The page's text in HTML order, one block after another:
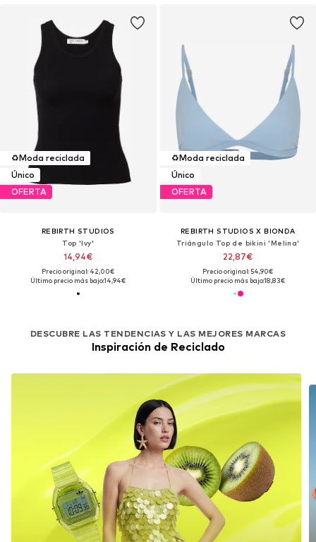
♻️Moda reciclada
Único
OFERTA
REBIRTH STUDIOS
Top 'Ivy'
14,94€
Precio original: 42,00€
Último precio más bajo:14,94€
♻️Moda reciclada
Único
OFERTA
REBIRTH STUDIOS X BIONDA
Triángulo Top de bikini 'Melina'
22,87€
Precio original: 54,90€
Último precio más bajo:18,83€
DESCUBRE LAS TENDENCIAS Y LAS MEJORES MARCAS
Inspiración de Reciclado